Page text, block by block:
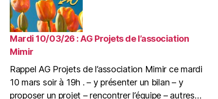
Mardi 10/03/26 : AG Projets de l’association
Mimir
Rappel AG Projets de l’association Mimir ce mardi
10 mars soir à 19h . – y présenter un bilan – y
proposer un projet – rencontrer l’équipe – autres…